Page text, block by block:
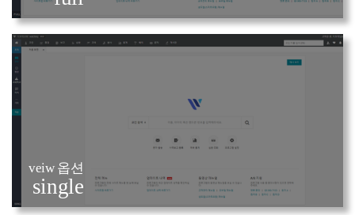
veiw 옵션
single